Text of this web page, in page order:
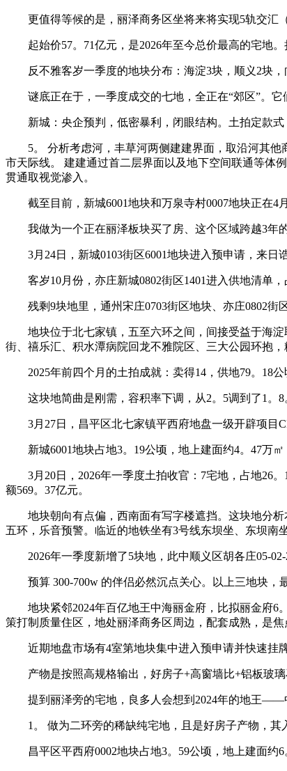
更值得等候的是，丽泽商务区坐将来将实现5轨交汇（
起始价57。71亿元，是2026年至今总价最高的宅地。
反不雅客岁一季度的地块分布：海淀3块，顺义2块，
谜底正在于，一季度成交的七地，全正在“郊区”。它
新城：央企预判，低密暴利，闭眼结构。土拍定款式
5。 分析考虑河，丰草河两侧建建界面，取沿河其他
市天际线。 建建通过首二层界面以及地下空间联通等体
贯通取视觉渗入。
截至目前，新城6001地块和万泉寺村0007地块正在4月
我做为一个正在丽泽板块买了房、这个区域跨越3年的
3月24日，新城0103街区6001地块进入预申请，来日
客岁10月份，亦庄新城0802街区1401进入供地清单，
残剩9块地里，通州宋庄0703街区地块、亦庄0802街区
地块位于北七家镇，五至六环之间，间接受益于海淀
街、禧乐汇、积水潭病院回龙不雅院区、三大公园环抱，
2025年前四个月的土拍成就：卖得14，供地79。18公
这块地简曲是刚需，容积率下调，从2。5调到了1。8
3月27日，昌平区北七家镇平西府地盘一级开辟项目
新城6001地块占地3。19公顷，地上建面约4。47万㎡
3月20日，2026年一季度土拍收官：7宅地，占地26。
额569。37亿元。
地块朝向有点偏，西南面有写字楼遮挡。这块地分析
五环，乐音预警。临近的地铁坐有3号线东坝坐、东坝南
2026年一季度新增了5块地，此中顺义区胡各庄05-02-
预算 300-700w 的伴侣必然沉点关心。以上三地块，
地块紧邻2024年百亿地王中海丽金府，比拟丽金府6
策打制质量住区，地处丽泽商务区周边，配套成熟，是焦
近期地盘市场有4室第地块集中进入预申请并快速挂牌
产物是按照高规格输出，好房子+高窗墙比+铝板玻璃
提到丽泽旁的宅地，良多人会想到2024年的地王——中
1。 做为二环旁的稀缺纯宅地，且是好房子产物，其
昌平区平西府0002地块占地3。59公顷，地上建面约6